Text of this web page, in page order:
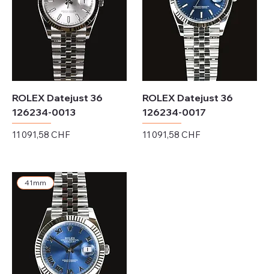
ROLEX Datejust 36
126234-0013
Prix
11 091,58 CHF
ROLEX Datejust 36
126234-0017
Prix
11 091,58 CHF
41mm